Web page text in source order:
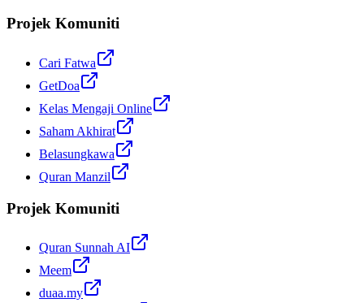
Projek Komuniti
Cari Fatwa
GetDoa
Kelas Mengaji Online
Saham Akhirat
Belasungkawa
Quran Manzil
Projek Komuniti
Quran Sunnah AI
Meem
duaa.my